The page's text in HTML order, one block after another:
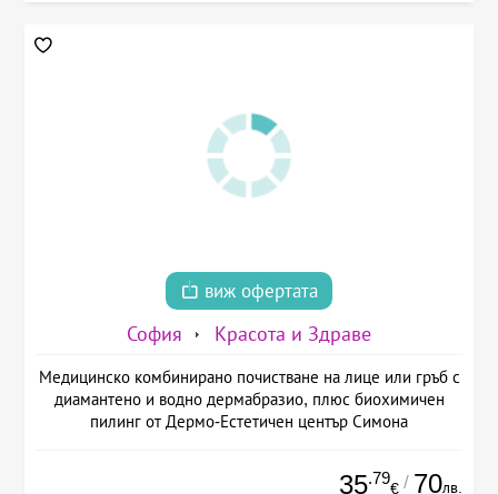
виж офертата
София Красота и Здраве
Медицинско комбинирано почистване на лице или гръб с
диамантено и водно дермабразио, плюс биохимичен
пилинг от Дермо-Естетичен център Симона
35.79
€ / 70лв.